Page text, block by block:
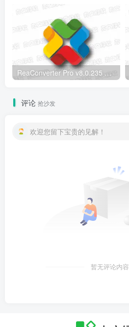
ReaConverter Pro v8.0.235 便携版 – 批量图片转换处理工具
评论 抢沙发
欢迎您留下宝贵的见解！
暂无评论内容